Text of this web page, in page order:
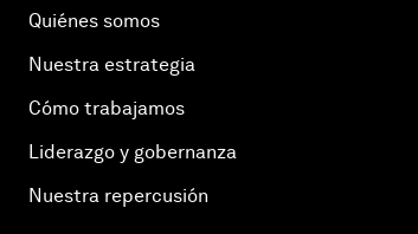
Quiénes somos
Nuestra estrategia
Cómo trabajamos
Liderazgo y gobernanza
Nuestra repercusión